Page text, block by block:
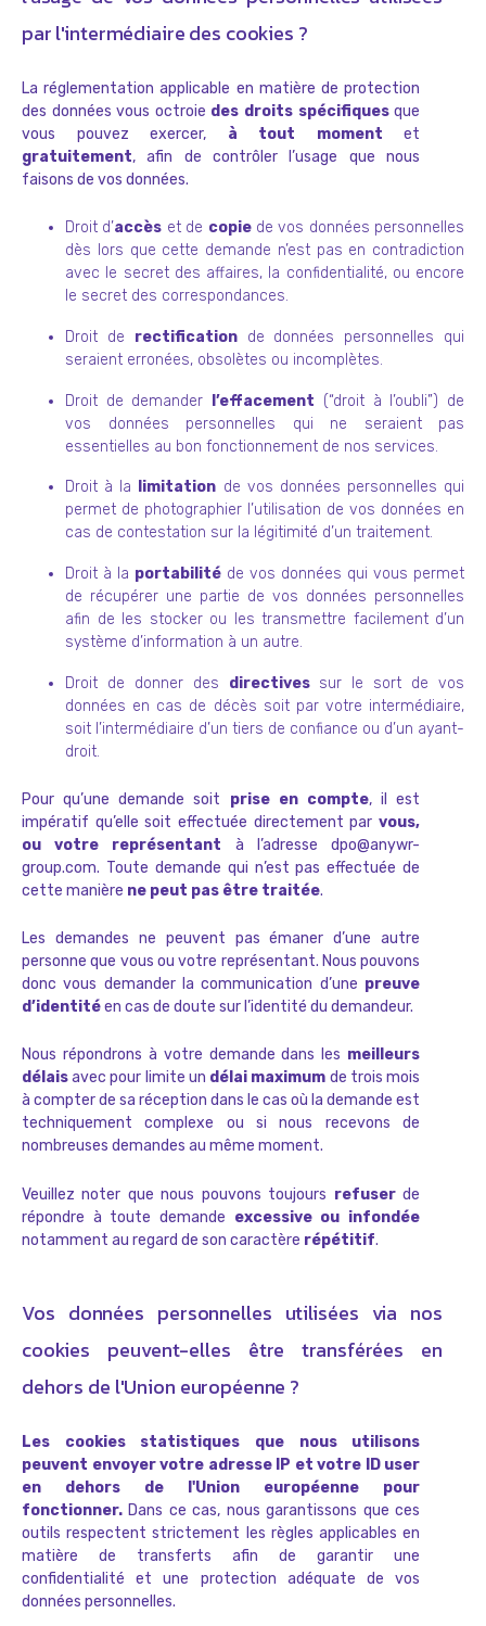
par l'intermédiaire des cookies ?
La réglementation applicable en matière de protection
des données vous octroie des droits spécifiquesque
vous pouvez exercer, à tout moment et
gratuitement, afin de contrôler l’usage que nous
faisons de vos données.
Droit d’accès et de copiede vos données personnelles
dès lors que cette demande n’est pas en contradiction
avec le secret des affaires, la confidentialité, ou encore
le secret des correspondances.
Droit de rectificationde données personnelles qui
seraient erronées, obsolètes ou incomplètes.
Droit de demander l’effacement (“droit à l’oubli”) de
vos données personnelles qui ne seraient pas
essentielles au bon fonctionnement de nos services.
Droit à la limitation de vos données personnelles qui
permet de photographier l’utilisation de vos données en
cas de contestation sur la légitimité d’un traitement.
Droit à la portabilité de vos données qui vous permet
de récupérer une partie de vos données personnelles
afin de les stocker ou les transmettre facilement d’un
système d’information à un autre.
Droit de donner des directivessur le sort de vos
données en cas de décès soit par votre intermédiaire,
soit l’intermédiaire d’un tiers de confiance ou d’un ayant-
droit.
Pour qu’une demande soit prise en compte, il est
impératif qu’elle soit effectuée directement parvous,
ou votre représentant à l’adresse dpo@anywr-
group.com. Toute demande qui n’est pas effectuée de
cette manière ne peut pas être traitée.
Les demandes ne peuvent pas émaner d’une autre
personne que vous ou votre représentant. Nous pouvons
donc vous demander la communication d’une preuve
d’identitéen cas de doute sur l’identité du demandeur.
Nous répondrons à votre demande dans les meilleurs
délaisavec pour limite un délai maximum de trois mois
à compter de sa réception dans le cas où la demande est
techniquement complexe ou si nous recevons de
nombreuses demandes au même moment.
Veuillez noter que nous pouvons toujours refuserde
répondre à toute demande excessive ou infondée
notamment au regard de son caractère répétitif.
Vos données personnelles utilisées via nos
cookies peuvent-elles être transférées en
dehors de l'Union européenne ?
Les cookies statistiques que nous utilisons
peuvent envoyer votre adresse IP et votre ID user
en dehors de l'Union européenne pour
fonctionner. Dans ce cas, nous garantissons que ces
outils respectent strictement les règles applicables en
matière de transferts afin de garantir une
confidentialité et une protection adéquate de vos
données personnelles.